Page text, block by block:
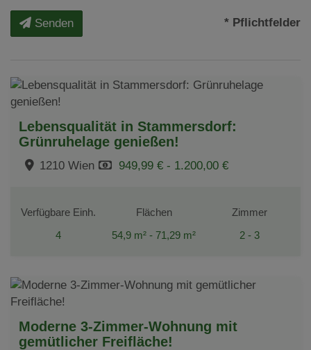
Senden * Pflichtfelder
Lebensqualität in Stammersdorf:
Grünruhelage genießen!
1210 Wien 949,99 € - 1.200,00 €
Verfügbare Einh.
4
Flächen
54,9 m² - 71,29 m²
Zimmer
2 - 3
Moderne 3-Zimmer-Wohnung mit
gemütlicher Freifläche!